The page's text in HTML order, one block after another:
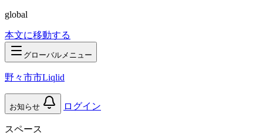
global
本文に移動する
グローバルメニュー
野々市市Liqlid
お知らせ ログイン
スペース